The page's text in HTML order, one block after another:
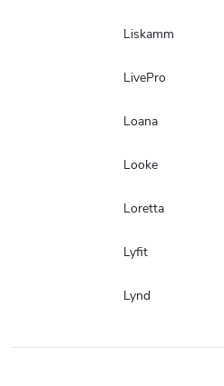
Liskamm
LivePro
Loana
Looke
Loretta
Lyfit
Lynd